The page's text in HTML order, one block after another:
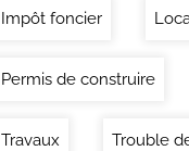
Impôt foncier
Permis de construire
Travaux Trouble